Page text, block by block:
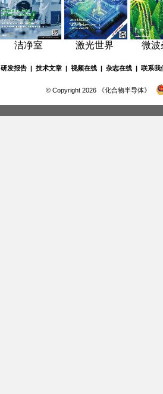
洁净室 激光世界 微波
研发报告 | 技术文章 | 视频在线 | 杂志在线 | 联系我
© Copyright 2026 《化合物半导体》